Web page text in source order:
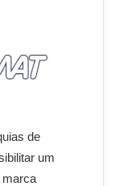
de
um
marca